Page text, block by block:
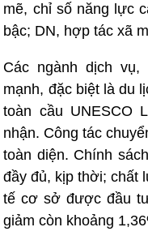
mẽ, chỉ số năng lực
bậc; DN, hợp tác xã
Các ngành dịch
mạnh, đặc biệt là du
toàn cầu UNESCO
nhận. Công tác
toàn diện. Chính
đầy đủ, kịp thời; chất
tế cơ sở được đầu
giảm còn khoảng